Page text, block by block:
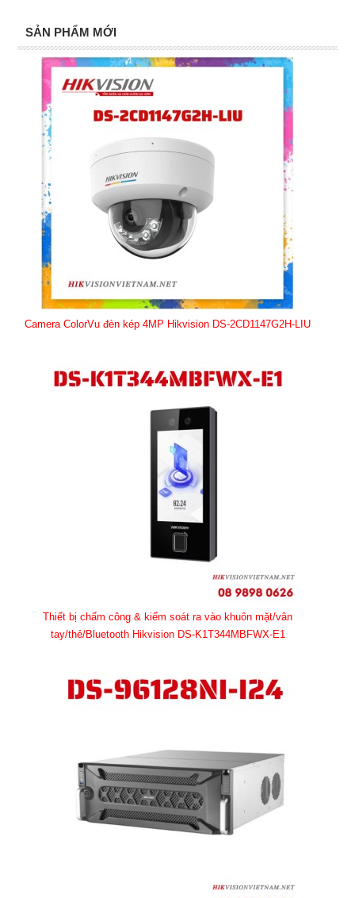
SẢN PHẨM MỚI
Camera ColorVu đèn kép 4MP Hikvision DS-2CD1147G2H-LIU
Thiết bị chấm công & kiểm soát ra vào khuôn mặt/vân
tay/thẻ/Bluetooth Hikvision DS-K1T344MBFWX-E1